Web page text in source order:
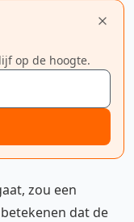
op de hoogte.
zou een
dat de